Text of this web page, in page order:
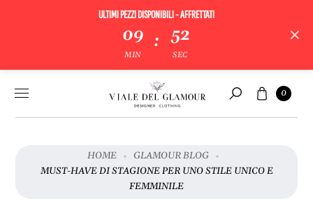
contenuto
ULTIMI PEZZI DISPONIBILI - AFFRETTATI
09
MIN
: 52
SEC
Cerca
Carrello
0
HOME
GLAMOUR BLOG
MUST-HAVE DI STAGIONE PER UNO STILE UNICO E
FEMMINILE